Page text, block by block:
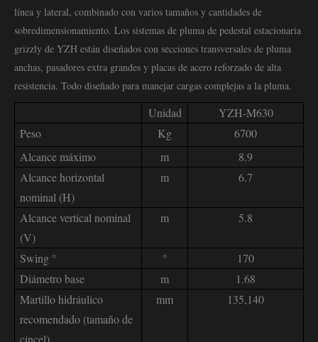
línea y lateral, combinado con varios tamaños y cantidades de
sobredimensionamiento. Los sistemas de pluma de pedestal estacionaria
grizzly de YZH están diseñados con secciones transversales de pluma
anchas, pasadores extra grandes y placas de acero reforzado de alta
resistencia. Todo diseñado para manejar cargas complejas a la pluma.
Unidad
YZH-M630
Peso
Kg
6700
Alcance máximo
m
8.9
Alcance horizontal
nominal (H)
m 6.7
Alcance vertical nominal
(V)
m 5.8
Swing ° °
170
Diámetro base
m
1.68
Martillo hidráulico
recomendado (tamaño de
cincel)
mm 135,140